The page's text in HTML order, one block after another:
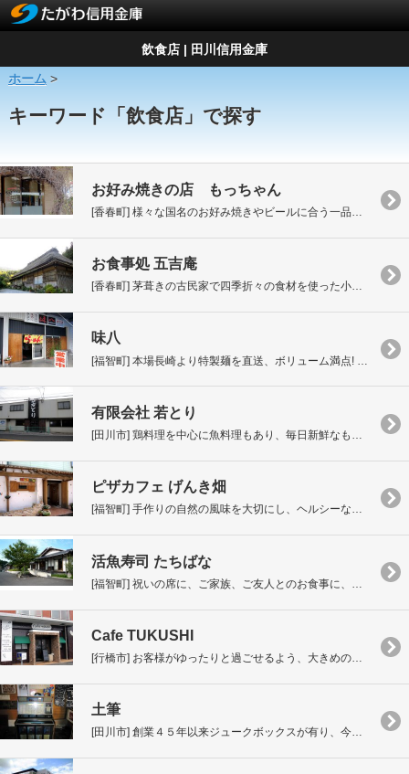
飲食店 | 田川信用金庫
ホーム >
キーワード「飲食店」で探す
お好み焼きの店 もっちゃん
[香春町] 様々な国名のお好み焼きやビールに合う一品もあります。
お食事処 五吉庵
[香春町] 茅葺きの古民家で四季折々の食材を使った小皿料理のお店です
味八
有限会社 若とり
[田川市] 鶏料理を中心に魚料理もあり、毎日新鮮なものを仕入れご提供しています。
ピザカフェ げんき畑
[福智町] 手作りの自然の風味を大切にし、ヘルシーな美味しさをお届けします。
活魚寿司 たちばな
Cafe TUKUSHI
[行橋市] お客様がゆったりと過ごせるよう、大きめのソファー席をしつらえ、店内はバリアフリーのカフェです。
土筆
[田川市] 創業４５年以来ジュークボックスが有り、今、現在も現役で活躍しております。